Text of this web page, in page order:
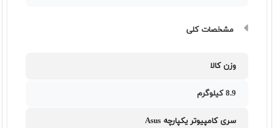
مشخصات کلی
وزن کالا
8.9 کیلوگرم
سری کامپیوتر یکپارچه Asus